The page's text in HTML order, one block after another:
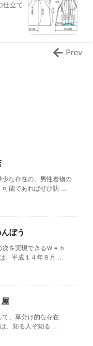
仕立て
Prev
な存在の、男性着物の
能であればぜひ訪 ...
ぼう
を実現できるＷｅｂ
、平成１４年８月 ...
、草分け的な存在
、知る人ぞ知る ...